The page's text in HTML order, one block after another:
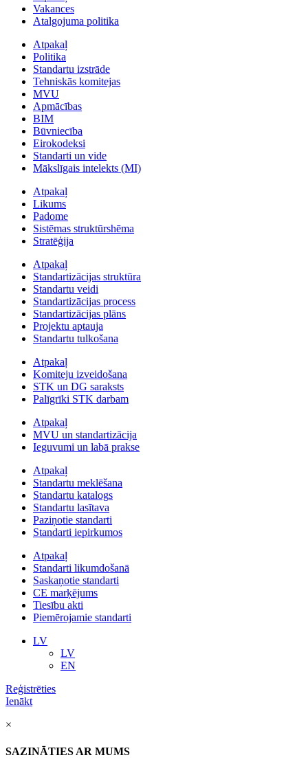
Vakances
Atalgojuma politika
Atpakaļ
Politika
Standartu izstrāde
Tehniskās komitejas
MVU
Apmācības
BIM
Būvniecība
Eirokodeksi
Standarti un vide
Mākslīgais intelekts (MI)
Atpakaļ
Likums
Padome
Sistēmas struktūrshēma
Stratēģija
Atpakaļ
Standartizācijas struktūra
Standartu veidi
Standartizācijas process
Standartizācijas plāns
Projektu aptauja
Standartu tulkošana
Atpakaļ
Komiteju izveidošana
STK un DG saraksts
Palīgrīki STK darbam
Atpakaļ
MVU un standartizācija
Ieguvumi un labā prakse
Atpakaļ
Standartu meklēšana
Standartu katalogs
Standartu lasītava
Paziņotie standarti
Standarti iepirkumos
Atpakaļ
Standarti likumdošanā
Saskaņotie standarti
CE marķējums
Tiesību akti
Piemērojamie standarti
LV
LV
EN
Reģistrēties
Ienākt
×
SAZINĀTIES AR MUMS